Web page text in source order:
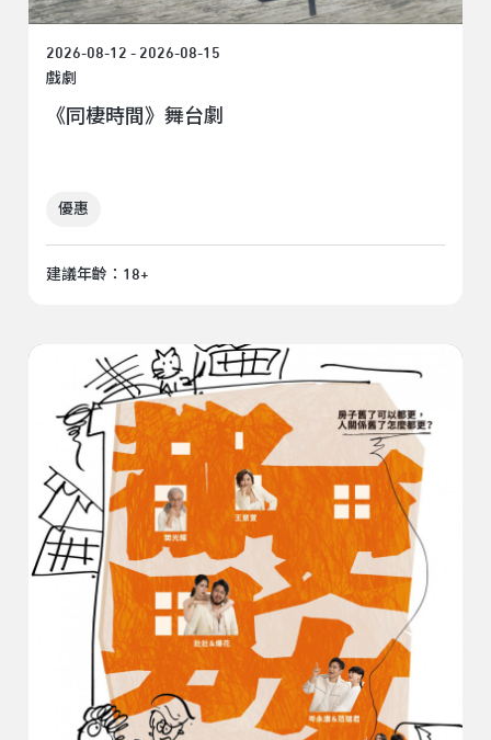
2026-08-12 - 2026-08-15
戲劇
《同棲時間》舞台劇
優惠
建議年齡：18+